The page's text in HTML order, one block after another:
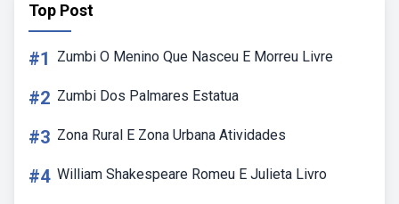
Top Post
#1 Zumbi O Menino Que Nasceu E Morreu Livre
#2 Zumbi Dos Palmares Estatua
#3 Zona Rural E Zona Urbana Atividades
#4 William Shakespeare Romeu E Julieta Livro